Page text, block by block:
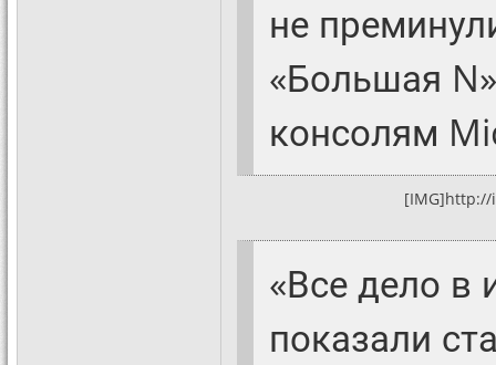
не
«Большая
консолям
«Все дело в
показали